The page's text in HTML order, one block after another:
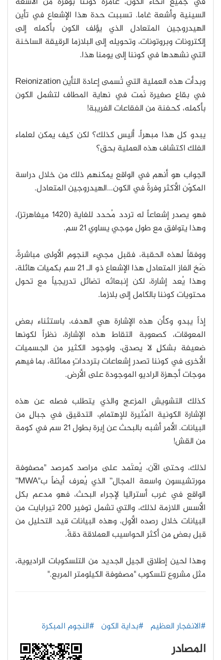
السينية وأشعة غاما. تسببت حدة هذا الإشعاع في تأين
الهيدروجين المتعادل الذي يؤلف الكون بأكمله إلى
إلكترونات وبروتونات، وتحويله إلى البلازما الرقيقة الساخنة
التي نشهدها في كوننا إلى يومنا هذا.
وبدأت هذه العملية التي تُسمى إعادة التأين Reionization
في بقاعٍ صغيرة نَمت في نهاية المطاف لتشمل الكون
بأكمله، كحفنة من الفقاعات الغريبة!
يبدو كل هذا مبهراً، أليس كذلك؟ لكن كيف يمكن لعلماء
الفلك اكتشاف هذه العملية بحق؟
الجواب هو أنهم في الواقع يمكنهم ذلك من خلال دراسة
المكوّن الأكثر وفرةً في الكون...الهيدروجين المتعادل.
فهو يصدر إشعاعاً له تردد مُحدد للغاية (1420 ميغاهرتز)،
وهذا يتوافق مع طول موجي يساوي 21 سم.
ووفقاً لهذه الحقبة، فقبل مجيء النجوم الأولى مباشرةً،
ضَخ الغاز المتعادل هذا الإشعاع ذو الـ 21 سم بكميات هائلة،
وهذا يُعد إشارة، لكن إنبعاثه تضائل تدريجياً مع تحول
محتويات كوننا بالكامل إلى بلازما.
إذاً يبدو وكأن هذه الإشارة هي الهدف، باستثناء بعض
المعوقات، كصعوبة التقاط هذه الإشارة، نظراً لكونها
ضعيفة بشكلٍ لا يصدق، ولوجود الكثير من الجسميات
الأخرى في كوننا تصدر إشعاعات بتردداتٍ مماثلة، بما فيهم
موجات أجهزة الراديو الموجودة على الأرض.
كذلك التشويش المزعج والذي يتطلب فصله عن هذه
الإشارة الكونية المُثيرة للإهتمام، التدقيق في جبالٍ من
البيانات. الأمر أشبه بالبحث عن إبرة بطول 21 سم في كومة
من القش!
لذلك، وحتى الآن، يُعتَمد على مراصد كمرصد "مصفوفة
مورتشيسون واسعة المجال” الذي يُعرف أيضاً ب"MWA”
الواقع في غرب أستراليا لإجراء البحث، فهو مدعم بكل
الأسس اللازمة لذلك، والتي تشمل توفير 200 تيرابايت من
البيانات خلال رصده الأول، وهذه البيانات قيد التحليل من
قبل بعضٍ من أكثر الحواسيب العملاقة دقةً.
وهذا لحين إطلاق الجيل الجديد من التلسكوبات الراديوية،
مثل مشروع تلسكوب "مصفوفة الكيلومتر المربع."
#الانفجار العظيم #بداية الكون #النجوم المبكرة
المصادر